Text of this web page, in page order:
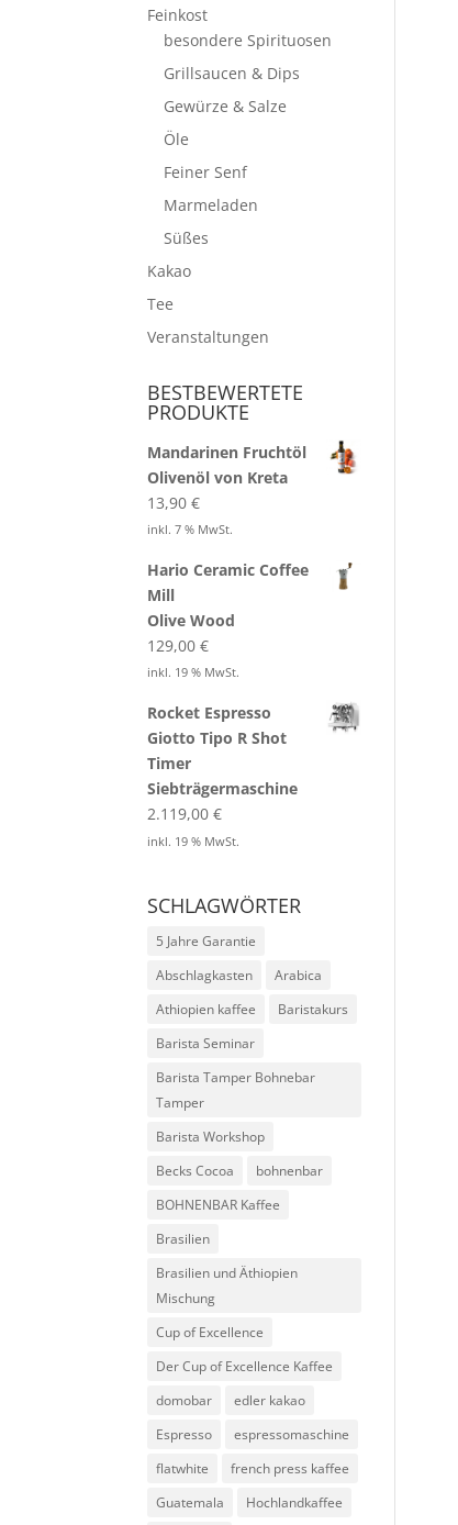
Feinkost
besondere Spirituosen
Grillsaucen & Dips
Gewürze & Salze
Öle
Feiner Senf
Marmeladen
Süßes
Kakao
Tee
Veranstaltungen
BESTBEWERTETE
PRODUKTE
Mandarinen Fruchtöl
Olivenöl von Kreta
13,90€
inkl. 7 % MwSt.
Hario Ceramic Coffee
Mill
Olive Wood
129,00€
inkl. 19 % MwSt.
Rocket Espresso
Giotto Tipo R Shot
Timer
Siebträgermaschine
2.119,00€
inkl. 19 % MwSt.
SCHLAGWÖRTER
5 Jahre Garantie
Abschlagkasten
Arabica
Athiopien kaffee
Baristakurs
Barista Seminar
Barista Tamper Bohnebar
Tamper
Barista Workshop
Becks Cocoa
bohnenbar
BOHNENBAR Kaffee
Brasilien
Brasilien und Äthiopien
Mischung
Cup of Excellence
Der Cup of Excellence Kaffee
domobar
edler kakao
Espresso
espressomaschine
flatwhite
french press kaffee
Guatemala
Hochlandkaffee